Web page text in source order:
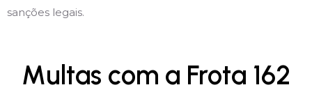
sanções legais.
Multas com a Frota 162